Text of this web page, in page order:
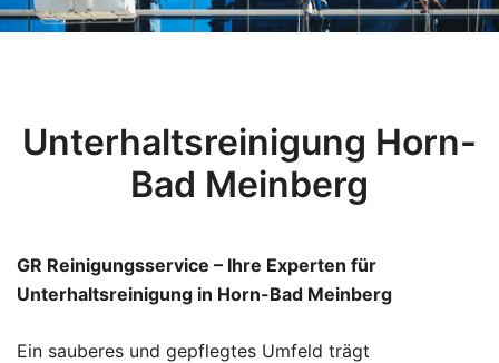
Unterhaltsreinigung Horn-
Bad Meinberg
GR Reinigungsservice – Ihre Experten für
Unterhaltsreinigung in Horn-Bad Meinberg
Ein sauberes und gepflegtes Umfeld trägt